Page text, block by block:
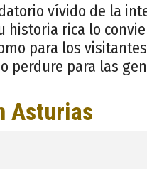
vívido de la
historia rica lo
para los
perdure para las